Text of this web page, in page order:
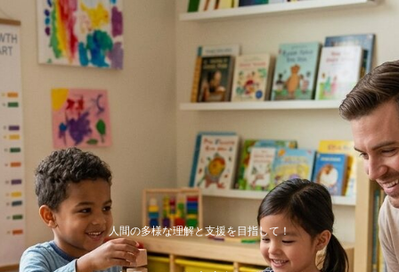
人間の多様な理解と支援を目指して！